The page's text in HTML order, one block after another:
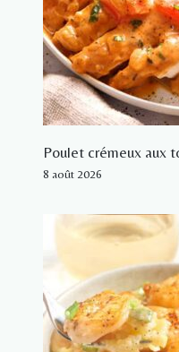
Poulet crémeux aux
8 août 2026